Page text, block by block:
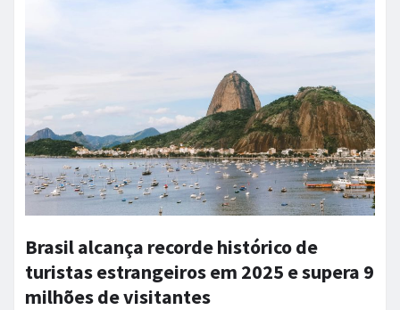
Brasil alcança recorde histórico de
turistas estrangeiros em 2025 e supera 9
milhões de visitantes